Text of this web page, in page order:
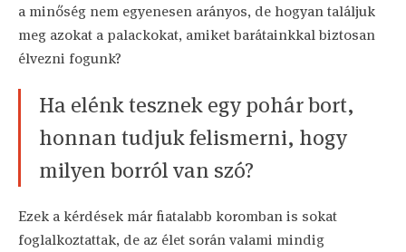
a minőség nem egyenesen arányos, de hogyan találjuk
meg azokat a palackokat, amiket barátainkkal biztosan
élvezni fogunk?
Ha elénk tesznek egy pohár bort,
honnan tudjuk felismerni, hogy
milyen borról van szó?
Ezek a kérdések már fiatalabb koromban is sokat
foglalkoztattak, de az élet során valami mindig